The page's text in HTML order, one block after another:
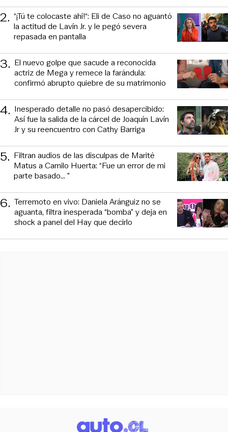
2. “¡Tú te colocaste ahí!“: Eli de Caso no aguantó
la actitud de Lavín Jr. y le pegó severa
repasada en pantalla
3. El nuevo golpe que sacude a reconocida
actriz de Mega y remece la farándula:
confirmó abrupto quiebre de su matrimonio
4. Inesperado detalle no pasó desapercibido:
Así fue la salida de la cárcel de Joaquín Lavín
Jr y su reencuentro con Cathy Barriga
5. Filtran audios de las disculpas de Marité
Matus a Camilo Huerta: “Fue un error de mi
parte basado... ”
6. Terremoto en vivo: Daniela Aránguiz no se
aguanta, filtra inesperada “bomba” y deja en
shock a panel del Hay que decirlo